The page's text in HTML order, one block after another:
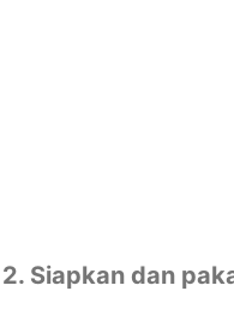
2. Siapkan dan